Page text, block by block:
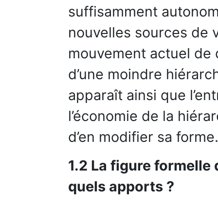
suffisamment
nouvelles sources de
mouvement actuel
d’une moindre
apparaît ainsi que
l’économie de la
d’en modifier sa forme.
1.2 La figure
quels apports ?